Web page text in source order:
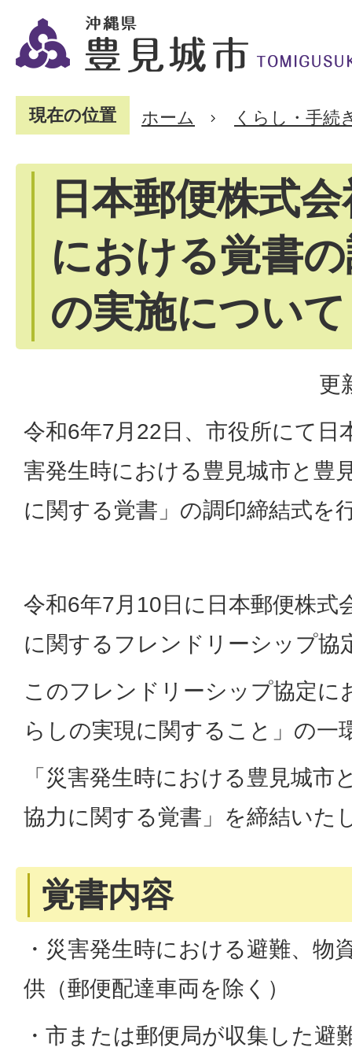
現在の位置 ホーム くらし・手続
日本郵便株式
における覚書
の実施について
更
令和6年7月22日、市役所にて日
害発生時における豊見城市と豊
に関する覚書」の調印締結式を
令和6年7月10日に日本郵便株式
に関するフレンドリーシップ協
このフレンドリーシップ協定に
らしの実現に関すること」の一
「災害発生時における豊見城市
協力に関する覚書」を締結いた
覚書内容
・災害発生時における避難、物
供（郵便配達車両を除く）
・市または郵便局が収集した避